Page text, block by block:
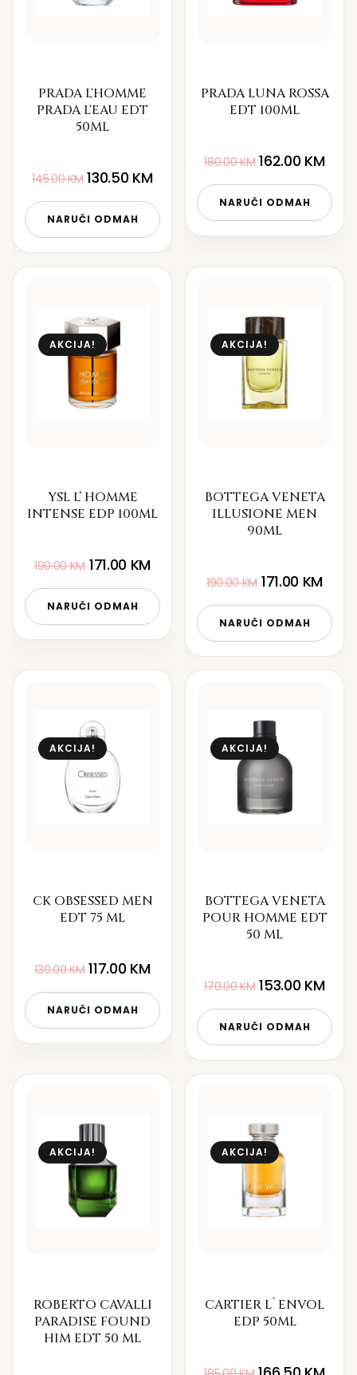
PRADA L'HOMME
PRADA L'EAU EDT
50ML
145.00KM 130.50 KM
NARUČI ODMAH
PRADA LUNA ROSSA
EDT 100ML
180.00KM 162.00 KM
NARUČI ODMAH
AKCIJA!
YSL L’ HOMME
INTENSE EDP 100ML
190.00KM 171.00 KM
NARUČI ODMAH
AKCIJA!
BOTTEGA VENETA
ILLUSIONE MEN
90ML
190.00KM 171.00 KM
NARUČI ODMAH
AKCIJA!
CK OBSESSED MEN
EDT 75 ML
130.00KM 117.00 KM
NARUČI ODMAH
AKCIJA!
BOTTEGA VENETA
POUR HOMME EDT
50 ML
170.00KM 153.00 KM
NARUČI ODMAH
AKCIJA!
ROBERTO CAVALLI
PARADISE FOUND
HIM EDT 50 ML
AKCIJA!
CARTIER L`ENVOL
EDP 50ML